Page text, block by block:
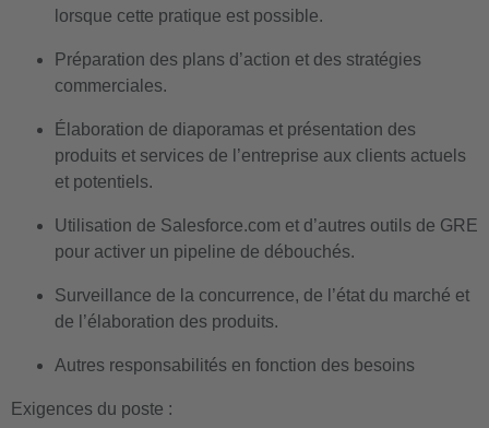
lorsque cette pratique est possible.
Préparation des plans d’action et des stratégies
commerciales.
Élaboration de diaporamas et présentation des
produits et services de l’entreprise aux clients actuels
et potentiels.
Utilisation de Salesforce.com et d’autres outils de GRE
pour activer un pipeline de débouchés.
Surveillance de la concurrence, de l’état du marché et
de l’élaboration des produits.
Autres responsabilités en fonction des besoins
Exigences du poste :